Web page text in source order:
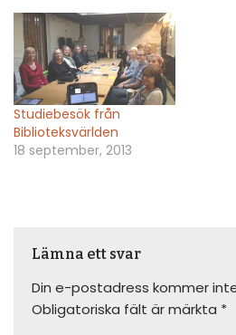
Studiebesök från
Biblioteksvärlden
18 september, 2013
Lämna ett svar
Din e-postadress kommer
Obligatoriska fält är märkta *